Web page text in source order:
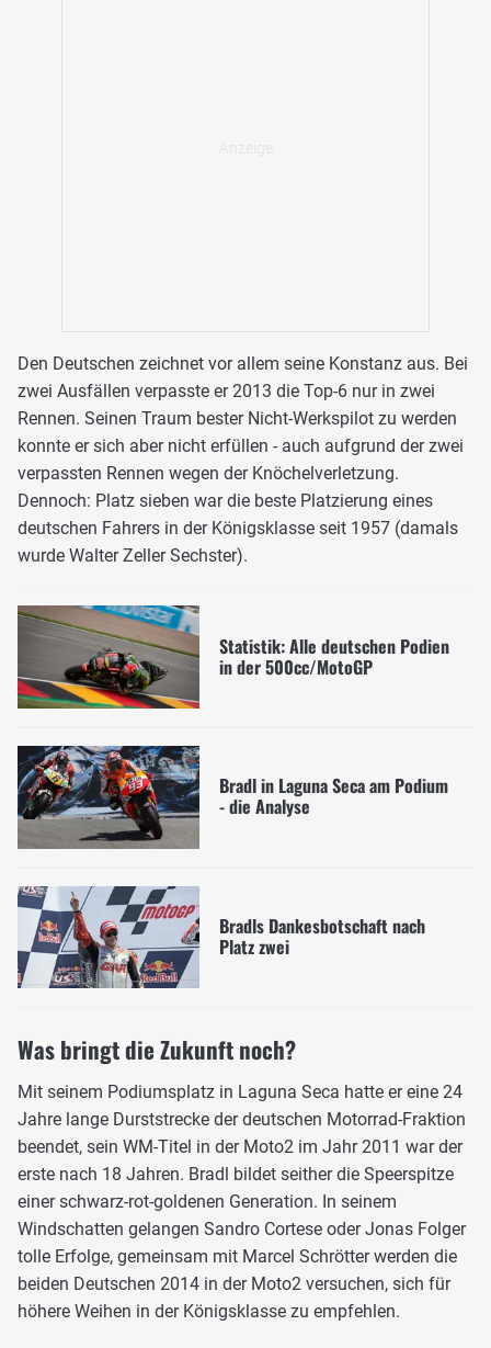
Den Deutschen zeichnet vor allem seine Konstanz aus. Bei
zwei Ausfällen verpasste er 2013 die Top-6 nur in zwei
Rennen. Seinen Traum bester Nicht-Werkspilot zu werden
konnte er sich aber nicht erfüllen - auch aufgrund der zwei
verpassten Rennen wegen der Knöchelverletzung.
Dennoch: Platz sieben war die beste Platzierung eines
deutschen Fahrers in der Königsklasse seit 1957 (damals
wurde Walter Zeller Sechster).
Statistik: Alle deutschen Podien
in der 500cc/MotoGP
Bradl in Laguna Seca am Podium
- die Analyse
Bradls Dankesbotschaft nach
Platz zwei
Was bringt die Zukunft noch?
Mit seinem Podiumsplatz in Laguna Seca hatte er eine 24
Jahre lange Durststrecke der deutschen Motorrad-Fraktion
beendet, sein WM-Titel in der Moto2 im Jahr 2011 war der
erste nach 18 Jahren. Bradl bildet seither die Speerspitze
einer schwarz-rot-goldenen Generation. In seinem
Windschatten gelangen Sandro Cortese oder Jonas Folger
tolle Erfolge, gemeinsam mit Marcel Schrötter werden die
beiden Deutschen 2014 in der Moto2 versuchen, sich für
höhere Weihen in der Königsklasse zu empfehlen.